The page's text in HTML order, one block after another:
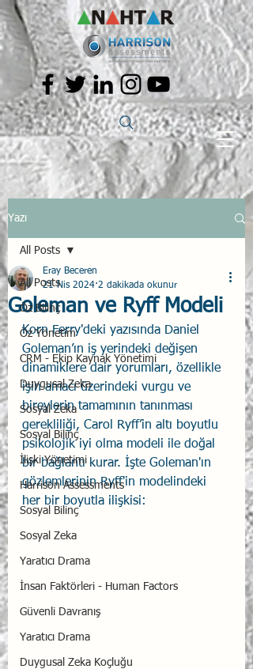
Yazı
All Posts
Öz Bilinç
Öz Yönetim
CRM - Ekip Kaynak Yönetimi
Duygusal Zeka
Sosyal Zeka
Sosyal Bilinç
İlişki Yönetimi
Harrison Assessments
Sosyal Bilinç
Sosyal Zeka
Yaratıcı Drama
İnsan Faktörleri - Human Factors
Güvenli Davranış
Yaratıcı Drama
Duygusal Zeka Koçluğu
All Posts
Goleman ve Ryff Modeli
Eray Beceren
21 Nis 2024 2 dakikada okunur
Korn Ferry'deki yazısında Daniel
Goleman’ın iş yerindeki değişen
dinamiklere dair yorumları, özellikle
işin amacı üzerindeki vurgu ve
bireylerin tamamının tanınması
gerekliliği, Carol Ryff’in altı boyutlu
psikolojik iyi olma modeli ile doğal
bir bağlantı kurar. İşte Goleman'ın
gözlemlerinin Ryff'in modelindeki
her bir boyutla ilişkisi: